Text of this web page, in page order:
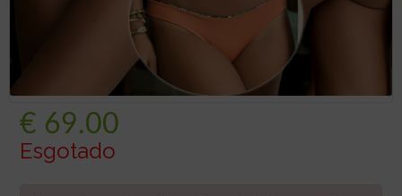
€ 69.00
Esgotado